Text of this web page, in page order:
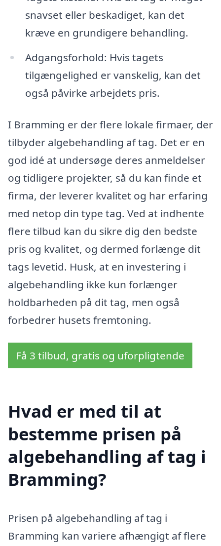
snavset eller beskadiget, kan det
kræve en grundigere behandling.
Adgangsforhold: Hvis tagets
tilgængelighed er vanskelig, kan det
også påvirke arbejdets pris.
I Bramming er der flere lokale firmaer, der
tilbyder algebehandling af tag. Det er en
god idé at undersøge deres anmeldelser
og tidligere projekter, så du kan finde et
firma, der leverer kvalitet og har erfaring
med netop din type tag. Ved at indhente
flere tilbud kan du sikre dig den bedste
pris og kvalitet, og dermed forlænge dit
tags levetid. Husk, at en investering i
algebehandling ikke kun forlænger
holdbarheden på dit tag, men også
forbedrer husets fremtoning.
Få 3 tilbud, gratis og uforpligtende
Hvad er med til at
bestemme prisen på
algebehandling af tag i
Bramming?
Prisen på algebehandling af tag i
Bramming kan variere afhængigt af flere